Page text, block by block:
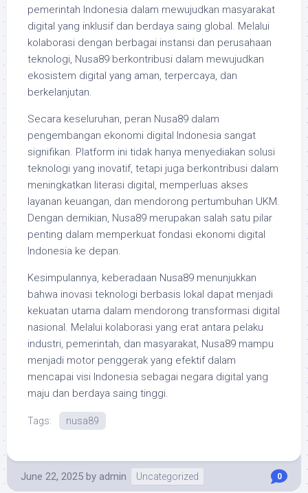
pemerintah Indonesia dalam mewujudkan masyarakat
digital yang inklusif dan berdaya saing global. Melalui
kolaborasi dengan berbagai instansi dan perusahaan
teknologi, Nusa89 berkontribusi dalam mewujudkan
ekosistem digital yang aman, terpercaya, dan
berkelanjutan.
Secara keseluruhan, peran Nusa89 dalam
pengembangan ekonomi digital Indonesia sangat
signifikan. Platform ini tidak hanya menyediakan solusi
teknologi yang inovatif, tetapi juga berkontribusi dalam
meningkatkan literasi digital, memperluas akses
layanan keuangan, dan mendorong pertumbuhan UKM.
Dengan demikian, Nusa89 merupakan salah satu pilar
penting dalam memperkuat fondasi ekonomi digital
Indonesia ke depan.
Kesimpulannya, keberadaan Nusa89 menunjukkan
bahwa inovasi teknologi berbasis lokal dapat menjadi
kekuatan utama dalam mendorong transformasi digital
nasional. Melalui kolaborasi yang erat antara pelaku
industri, pemerintah, dan masyarakat, Nusa89 mampu
menjadi motor penggerak yang efektif dalam
mencapai visi Indonesia sebagai negara digital yang
maju dan berdaya saing tinggi.
Tags: nusa89
June 22, 2025 by admin Uncategorized 0